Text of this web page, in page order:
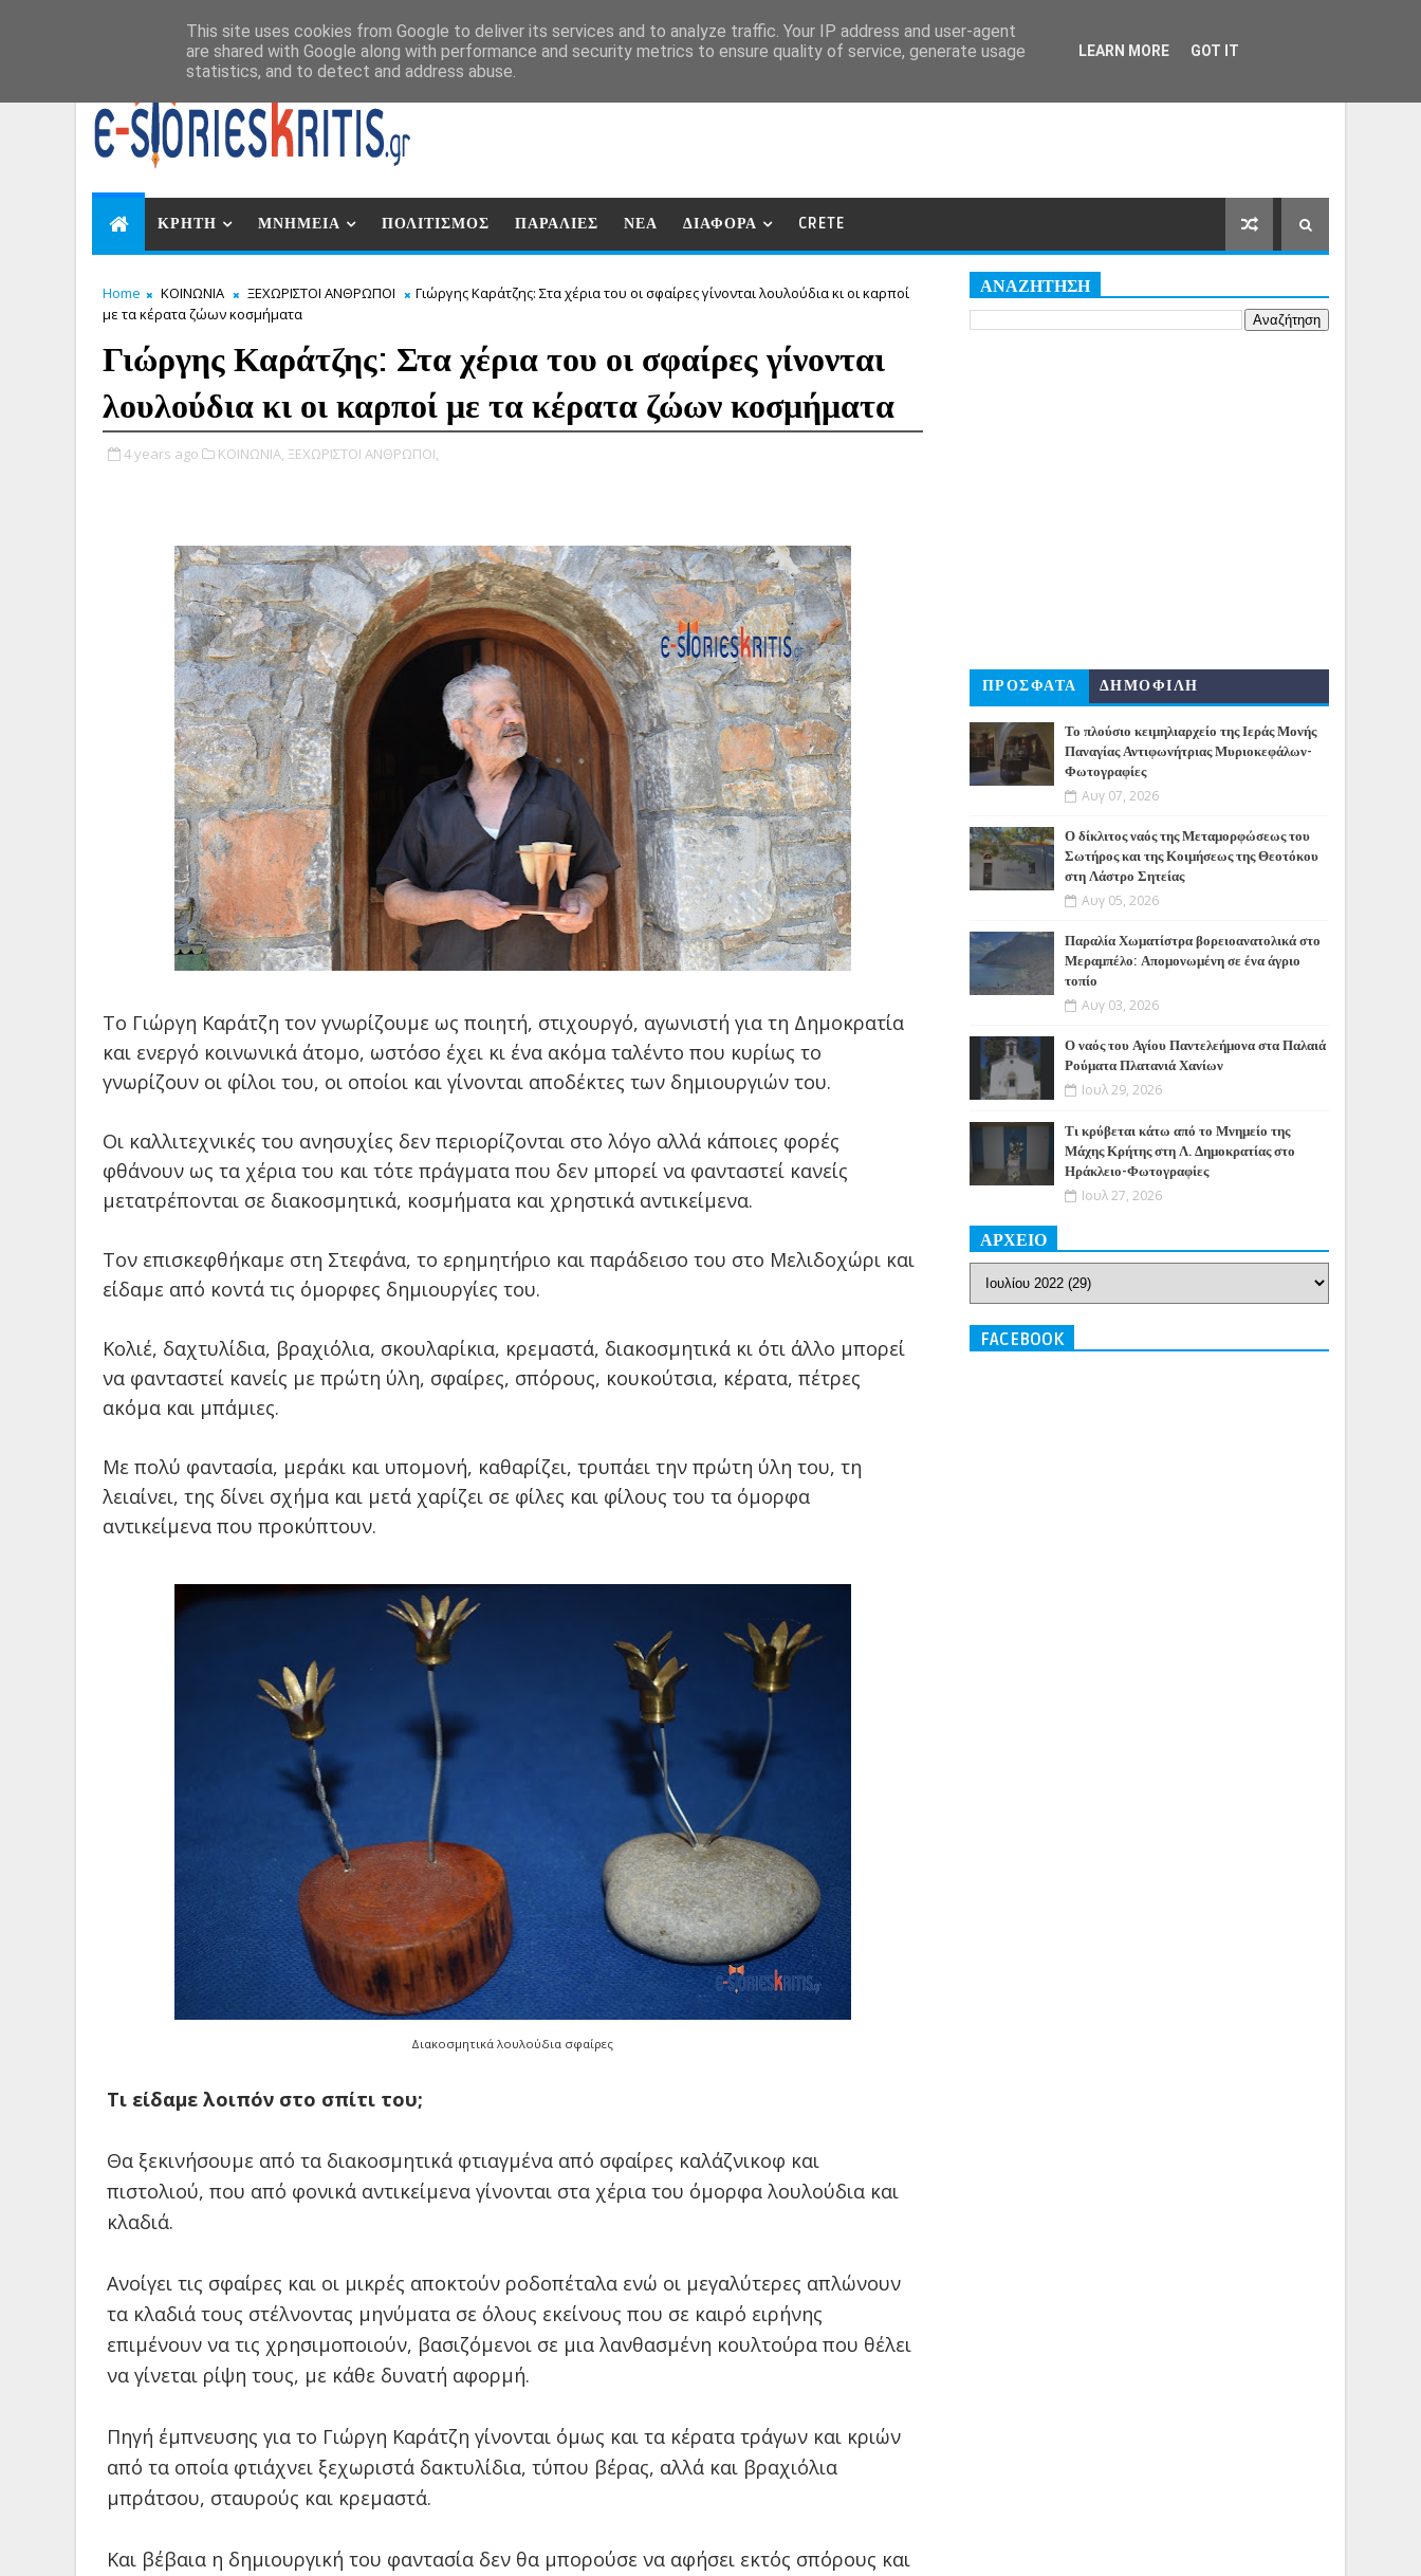
ΚΡΗΤΗ ΜΝΗΜΕΙΑ ΠΟΛΙΤΙΣΜΟΣ ΠΑΡΑΛΙΕΣ ΝΕΑ ΔΙΑΦΟΡΑ CRETE
Home ΚΟΙΝΩΝΙΑ ΞΕΧΩΡΙΣΤΟΙ ΑΝΘΡΩΠΟΙ
Γιώργης Καράτζης: Στα χέρια του οι σφαίρες γίνονται λουλούδια κι οι καρποί
με τα κέρατα ζώων κοσμήματα
Γιώργης Καράτζης: Στα χέρια του οι σφαίρες γίνονται
λουλούδια κι οι καρποί με τα κέρατα ζώων κοσμήματα
4 years ago ΚΟΙΝΩΝΙΑ, ΞΕΧΩΡΙΣΤΟΙ ΑΝΘΡΩΠΟΙ,
Το Γιώργη Καράτζη τον γνωρίζουμε ως ποιητή, στιχουργό, αγωνιστή για τη Δημοκρατία
και ενεργό κοινωνικά άτομο, ωστόσο έχει κι ένα ακόμα ταλέντο που κυρίως το
γνωρίζουν οι φίλοι του, οι οποίοι και γίνονται αποδέκτες των δημιουργιών του.
Οι καλλιτεχνικές του ανησυχίες δεν περιορίζονται στο λόγο αλλά κάποιες φορές
φθάνουν ως τα χέρια του και τότε πράγματα που δεν μπορεί να φανταστεί κανείς
μετατρέπονται σε διακοσμητικά, κοσμήματα και χρηστικά αντικείμενα.
Τον επισκεφθήκαμε στη Στεφάνα, το ερημητήριο και παράδεισο του στο Μελιδοχώρι και
είδαμε από κοντά τις όμορφες δημιουργίες του.
Κολιέ, δαχτυλίδια, βραχιόλια, σκουλαρίκια, κρεμαστά, διακοσμητικά κι ότι άλλο μπορεί
να φανταστεί κανείς με πρώτη ύλη, σφαίρες, σπόρους, κουκούτσια, κέρατα, πέτρες
ακόμα και μπάμιες.
Με πολύ φαντασία, μεράκι και υπομονή, καθαρίζει, τρυπάει την πρώτη ύλη του, τη
λειαίνει, της δίνει σχήμα και μετά χαρίζει σε φίλες και φίλους του τα όμορφα
αντικείμενα που προκύπτουν.
Διακοσμητικά λουλούδια σφαίρες
Τι είδαμε λοιπόν στο σπίτι του;
Θα ξεκινήσουμε από τα διακοσμητικά φτιαγμένα από σφαίρες καλάζνικοφ και
πιστολιού, που από φονικά αντικείμενα γίνονται στα χέρια του όμορφα λουλούδια και
κλαδιά.
Ανοίγει τις σφαίρες και οι μικρές αποκτούν ροδοπέταλα ενώ οι μεγαλύτερες απλώνουν
τα κλαδιά τους στέλνοντας μηνύματα σε όλους εκείνους που σε καιρό ειρήνης
επιμένουν να τις χρησιμοποιούν, βασιζόμενοι σε μια λανθασμένη κουλτούρα που θέλει
να γίνεται ρίψη τους, με κάθε δυνατή αφορμή.
Πηγή έμπνευσης για το Γιώργη Καράτζη γίνονται όμως και τα κέρατα τράγων και κριών
από τα οποία φτιάχνει ξεχωριστά δακτυλίδια, τύπου βέρας, αλλά και βραχιόλια
μπράτσου, σταυρούς και κρεμαστά.
Και βέβαια η δημιουργική του φαντασία δεν θα μπορούσε να αφήσει εκτός σπόρους και
ΑΝΑΖΗΤΗΣΗ
ΠΡΟΣΦΑΤΑ ΔΗΜΟΦΙΛΗ
Το πλούσιο κειμηλιαρχείο της Ιεράς Μονής
Παναγίας Αντιφωνήτριας Μυριοκεφάλων-
Φωτογραφίες
Αυγ 07, 2026
Ο δίκλιτος ναός της Μεταμορφώσεως του
Σωτήρος και της Κοιμήσεως της Θεοτόκου
στη Λάστρο Σητείας
Αυγ 05, 2026
Παραλία Χωματίστρα βορειοανατολικά στο
Μεραμπέλο: Απομονωμένη σε ένα άγριο
τοπίο
Αυγ 03, 2026
Ο ναός του Αγίου Παντελεήμονα στα Παλαιά
Ρούματα Πλατανιά Χανίων
Ιουλ 29, 2026
Τι κρύβεται κάτω από το Μνημείο της
Μάχης Κρήτης στη Λ. Δημοκρατίας στο
Ηράκλειο-Φωτογραφίες
Ιουλ 27, 2026
ΑΡΧΕΙΟ
FACEBOOK
This site uses cookies from Google to deliver its services and to analyze traffic. Your IP address and user-agent
are shared with Google along with performance and security metrics to ensure quality of service, generate usage
statistics, and to detect and address abuse.
LEARN MORE GOT IT